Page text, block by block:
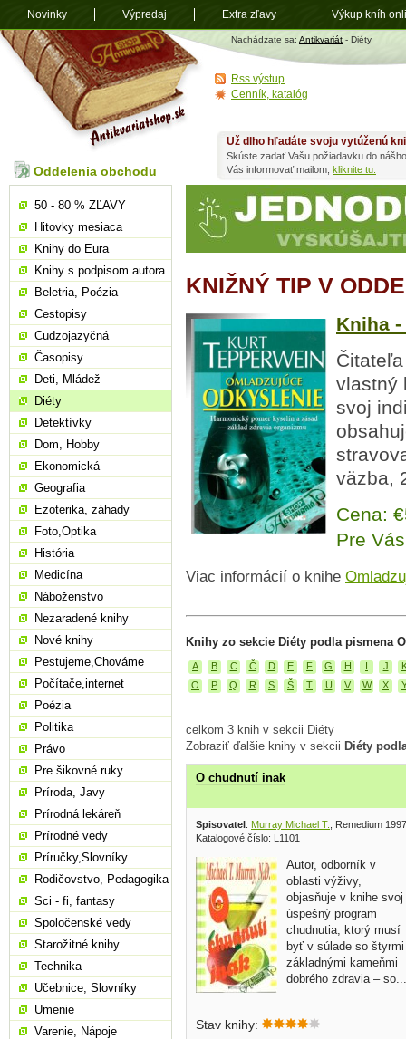
Antikvariát
shop.sk
Nachádzate sa: Antikvariát - Diéty
KNIŽNÝ TIP V
Kniha
vlastný
svoj
väzba,
Cena:
Pre
Viac informácií o knihe
Knihy zo sekcie Diéty podla pismena
A B C Č D E F G H I J
O
P Q R S Š T U V W X
celkom 3 knih v sekcii Diéty
Zobraziť ďalšie knihy v sekcii Diéty
O chudnutí inak
Spisovatel: Murray Michael T.
, Remedium 1997
Katalogové číslo: L1101
Autor, odborník v
oblasti výživy,
objasňuje v knihe svoj
úspešný program
chudnutia, ktorý musí
byť v súlade so štyrmi
základnými kameňmi
dobrého zdravia – so...
Stav knihy:
Už dlho hľadáte svoju vytúženú
Skúste zadať Vašu požiadavku do
Vás informovať mailom, kliknite tu.
Oddelenia obchodu
50 - 80 % ZĽAVY
Hitovky mesiaca
Knihy do Eura
Knihy s podpisom autora
Beletria, Poézia
Cestopisy
Cudzojazyčná
Časopisy
Deti, Mládež
Diéty
Detektívky
Dom, Hobby
Ekonomická
Geografia
Ezoterika, záhady
Foto,Optika
História
Medicína
Náboženstvo
Nezaradené knihy
Nové knihy
Pestujeme,Chováme
Počítače,internet
Poézia
Politika
Právo
Pre šikovné ruky
Príroda, Javy
Prírodná lekáreň
Prírodné vedy
Príručky,Slovníky
Rodičovstvo, Pedagogika
Sci - fi, fantasy
Spoločenské vedy
Starožitné knihy
Technika
Učebnice, Slovníky
Umenie
Varenie, Nápoje
Rss výstup
Cenník, katalóg
Novinky Výpredaj Extra zľavy Výkup kníh